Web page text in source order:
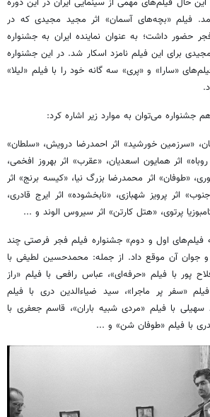
این حال فیلم‌های مهمی از سینمایی ایران در این دوره
فیلم «بچه‌های آسمان» اثر مجید مجیدی که در
حضور داشت؛ به عنوان نماینده ایران به جشنواره
برای این فیلم نامزد اسکار شد. در این جشنواره
«سارا» و «پری» سه گانه خود را با فیلم «لیلا»
جشنواره می‌توان به موارد زیر اشاره کرد:
«سرزمین خورشید» اثر احمدرضا درویش، «سلطان»
اثر همایون اسعدیان، «عقرب» اثر بهروز افخمی،
«طوفان» اثر محمدرضا بزرگ نیا، «کیسه برنج» اثر
اثر پرویز شهبازی، «نابخشوده» اثر ایرج قادری،
پرتوی، «هتل کارتن» اثر سیروس الوند و ...
اول و دوم» جشنواره فیلم فجر فرصتی چند
و جوان آن موقع داد. از جمله: محمدحسین لطیفی با
پور با فیلم «حرفه‌ای»، عباس رافعی با فیلم «راز
«سفر پر ماجرا»، سید ضیاءالدین دری با فیلم
با فیلم «مردی شبیه باران»، قاسم جعفری با
با فیلم «طوفان شن» و ...